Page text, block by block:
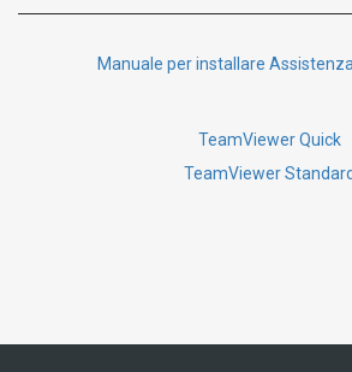
Manuale per installare
TeamViewer Quick
TeamViewer Standard